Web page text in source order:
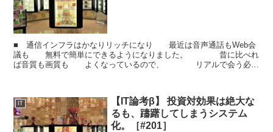
■ 通信インフラはかなりリッチになり 最近は音声通話もWeb会
議も 無料で簡単にできるようになりました。 昔に比べれ
ば音質も画質も よくなっているので、 リアルで会う必要
IT
【IT論考β】 投資対効果は絶大な
るも、躊躇してしまうシステム
化。［#201］